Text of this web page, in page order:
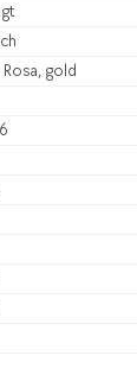
Rosa, gold